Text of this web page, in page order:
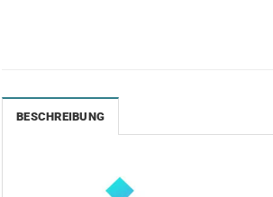
BESCHREIBUNG